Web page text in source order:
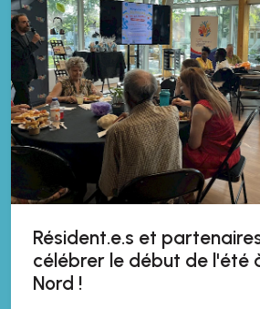
Résident.e.s et
célébrer le début de l'été
Nord !